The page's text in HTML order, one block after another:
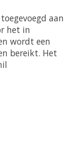
aan
het in
wordt een
bereikt. Het